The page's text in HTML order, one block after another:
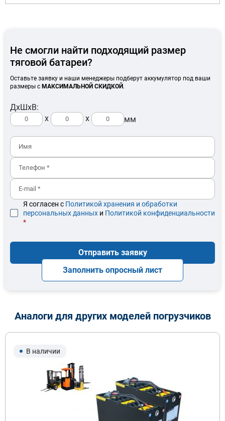
Не смогли найти подходящий размер
тяговой батареи?
Оставьте заявку и наши менеджеры подберут аккумулятор под ваши
размеры с МАКСИМАЛЬНОЙ СКИДКОЙ .
ДхШхВ:
x
x мм
Я согласен с Политикой хранения и обработки
персональных данных и Политикой конфиденциальности
*
Отправить заявку
Заполнить опросный лист
Аналоги для других моделей погрузчиков
В наличии